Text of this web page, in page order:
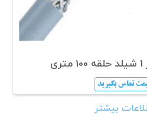
تماس بگیرید
بیشتر